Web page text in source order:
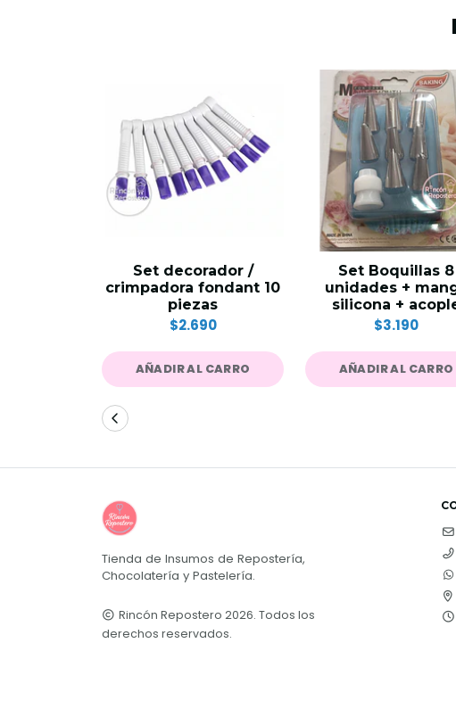
Set decorador /
crimpadora fondant 10
piezas
$2.690
AÑADIR AL CARRO
Set Boquillas 8
unidades +
silicona +
$3.190
AÑADIR AL CARRO
Tienda de Insumos de Repostería,
Chocolatería y Pastelería.
Rincón Repostero 2026. Todos los
derechos reservados.